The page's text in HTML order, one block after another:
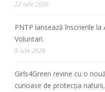
22 iulie 2026
PNTP lansează înscrierile
Voluntari.
9 iulie 2026
Girls4Green revine cu o
curioase de protecția